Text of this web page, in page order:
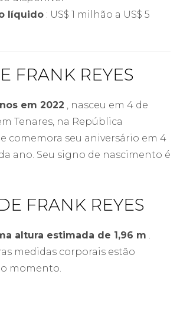
líquido : US$ 1 milhão a US$ 5
FRANK REYES
em 2022 , nasceu em 4 de
Tenares, na República
comemora seu aniversário em 4
ano. Seu signo de nascimento é
FRANK REYES
altura estimada de 1,96 m
medidas corporais estão
momento.